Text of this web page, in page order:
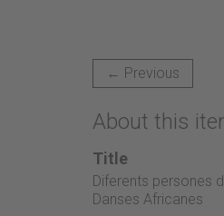
← Previous
About this
Title
Diferents persones
Danses Africanes